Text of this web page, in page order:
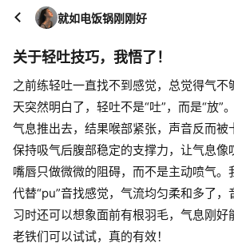
就如电饭锅刚刚好
关于轻吐技巧，我悟了！
之前练轻吐一直找不到感觉，总觉得气不
天突然明白了，轻吐不是“吐”，而是“放”
气息推出去，结果喉部紧张，声音反而被
保持吸气后腹部稳定的支撑力，让气息像
嘴唇只做微微的阻碍，而不是主动喷气。
代替“pu”音找感觉，气流均匀柔和多了，
习时还可以想象面前有根羽毛，气息刚好
老铁们可以试试，真的有效！